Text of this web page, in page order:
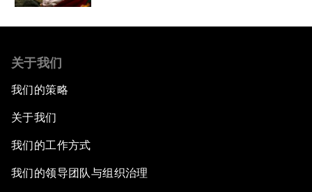
关于我们
我们的策略
关于我们
我们的工作方式
我们的领导团队与组织治理